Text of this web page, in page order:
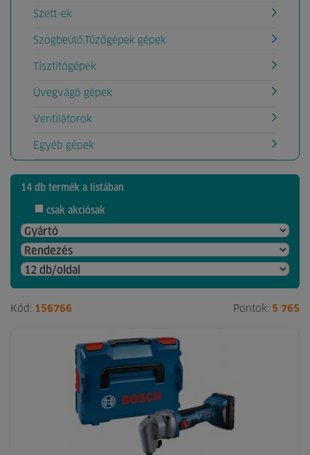
Szett-ek
Szögbeütő,Tűzőgépek gépek
Tísztítógépek
Üvegvágó gépek
Ventilátorok
Egyéb gépek
14 db termék a listában
csak akciósak
Kód: 156766 Pontok: 5 765